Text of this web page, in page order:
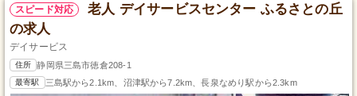
スピード対応
老人 デイサービスセンター ふるさとの丘
の求人
デイサービス
住所 静岡県三島市徳倉208-1
最寄駅 三島駅から2.1km、沼津駅から7.2km、長泉なめり駅から2.3km